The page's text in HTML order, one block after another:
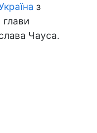
з
глави
Чауса.